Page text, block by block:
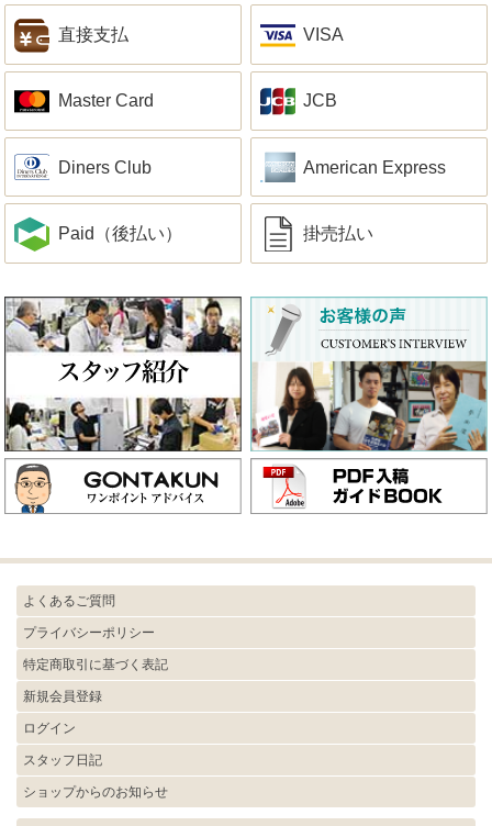
直接支払 VISA
Master Card JCB
Diners Club American Express
Paid（後払い） 掛売払い
よくあるご質問
プライバシーポリシー
特定商取引に基づく表記
新規会員登録
ログイン
スタッフ日記
ショップからのお知らせ